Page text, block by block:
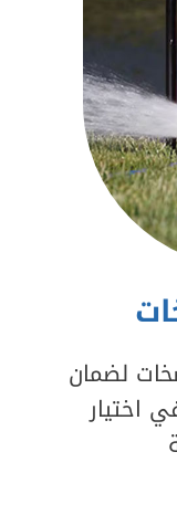
لضمان
اختيار